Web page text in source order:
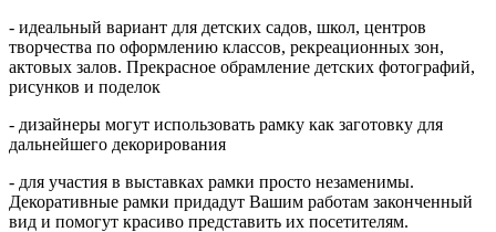
- идеальный вариант для детских садов, школ, центров
творчества по оформлению классов, рекреационных зон,
актовых залов. Прекрасное обрамление детских фотографий,
рисунков и поделок
- дизайнеры могут использовать рамку как заготовку для
дальнейшего декорирования
- для участия в выставках рамки просто незаменимы.
Декоративные рамки придадут Вашим работам законченный
вид и помогут красиво представить их посетителям.